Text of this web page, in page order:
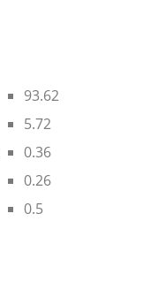
93.62
5.72
0.36
0.26
0.5